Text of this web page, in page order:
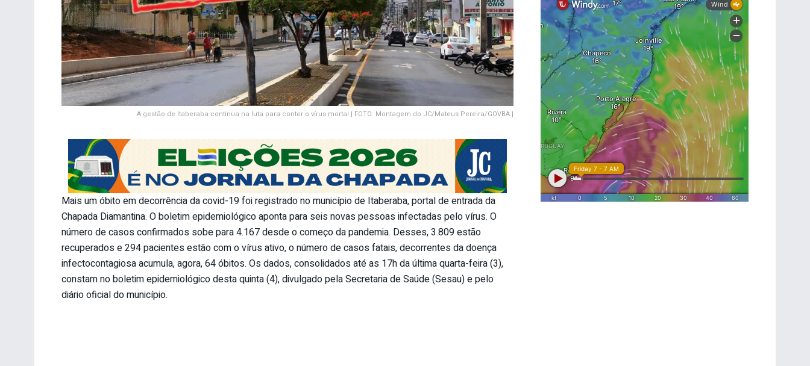
A gestão de Itaberaba continua na luta para conter o vírus mortal | FOTO: Montagem do JC/Mateus Pereira/GOVBA |
Mais um óbito em decorrência da covid-19 foi registrado no município de Itaberaba, portal de entrada da
Chapada Diamantina. O boletim epidemiológico aponta para seis novas pessoas infectadas pelo vírus. O
número de casos confirmados sobe para 4.167 desde o começo da pandemia. Desses, 3.809 estão
recuperados e 294 pacientes estão com o vírus ativo, o número de casos fatais, decorrentes da doença
infectocontagiosa acumula, agora, 64 óbitos. Os dados, consolidados até as 17h da última quarta-feira (3),
constam no boletim epidemiológico desta quinta (4), divulgado pela Secretaria de Saúde (Sesau) e pelo
diário oficial do município.